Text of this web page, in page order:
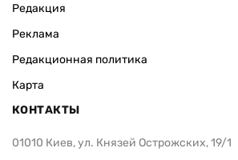
Редакция
Реклама
Редакционная политика
Карта
КОНТАКТЫ
01010 Киев, ул. Князей Острожских, 19/1